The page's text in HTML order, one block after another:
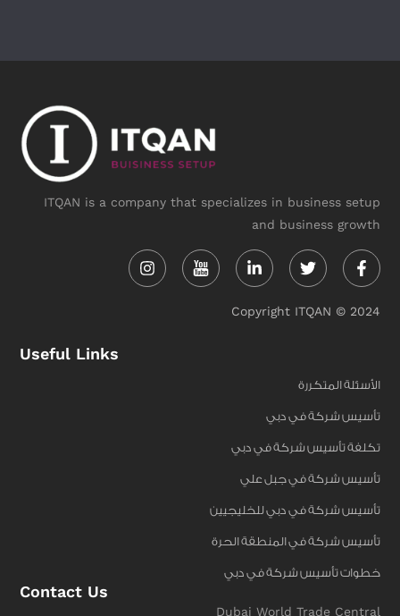
ITQAN is a company that specializes in business setup
and business growth
in f
Copyright ITQAN © 2024
Useful Links
الأسئلة المتكررة
تأسيس شركة في دبي
تكلفة تأسيس شركة في دبي
تأسيس شركة في جبل علي
تأسيس شركة في دبي للخليجيين
تأسيس شركة في المنطقة الحرة
خطوات تأسيس شركة في دبي
Contact Us
Dubai World Trade Central